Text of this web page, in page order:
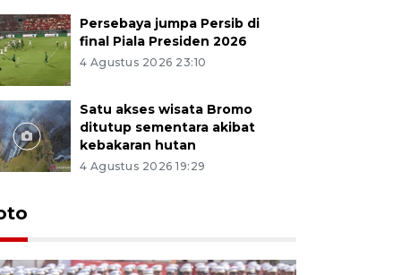
Persebaya jumpa Persib di
final Piala Presiden 2026
4 Agustus 2026 23:10
Satu akses wisata Bromo
ditutup sementara akibat
kebakaran hutan
4 Agustus 2026 19:29